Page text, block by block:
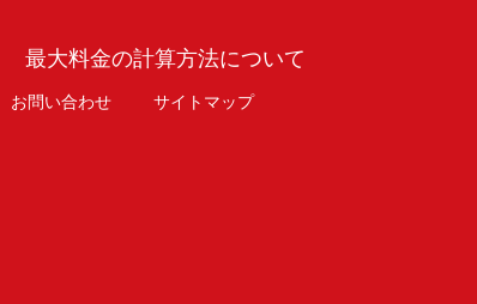
最大料金の計算方法について
お問い合わせ サイトマップ